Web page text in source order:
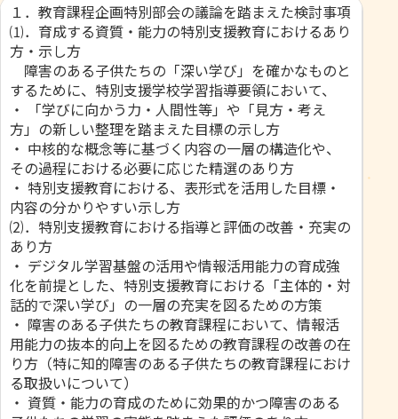
１．教育課程企画特別部会の議論を踏まえた検討事項
⑴．育成する資質・能力の特別支援教育におけるあり
方・示し方
障害のある子供たちの「深い学び」を確かなものと
するために、特別支援学校学習指導要領において、
・ 「学びに向かう力・人間性等」や「見方・考え
方」の新しい整理を踏まえた目標の示し方
・ 中核的な概念等に基づく内容の一層の構造化や、
その過程における必要に応じた精選のあり方
・ 特別支援教育における、表形式を活用した目標・
内容の分かりやすい示し方
⑵．特別支援教育における指導と評価の改善・充実の
あり方
・ デジタル学習基盤の活用や情報活用能力の育成強
化を前提とした、特別支援教育における「主体的・対
話的で深い学び」の一層の充実を図るための方策
・ 障害のある子供たちの教育課程において、情報活
用能力の抜本的向上を図るための教育課程の改善の在
り方（特に知的障害のある子供たちの教育課程におけ
る取扱いについて）
・ 資質・能力の育成のために効果的かつ障害のある